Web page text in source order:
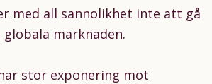
med all sannolikhet inte att gå
marknaden.
stor exponering mot